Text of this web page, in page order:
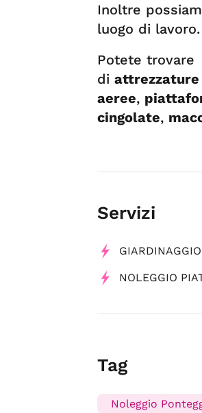
Inoltre
luogo di lavoro.
Potete trovare
di attrezzature
aeree,
cingolate,
Servizi
GIARDINAGGIO
NOLEGGIO
Tag
Noleggio